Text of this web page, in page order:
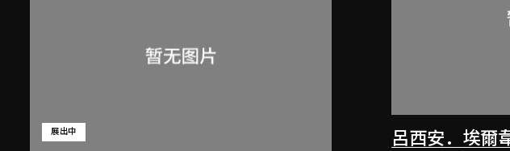
展出中
呂西安．埃爾